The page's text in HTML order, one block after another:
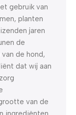
gebruik van
planten
jaren
de
de hond,
dat wij aan
van de